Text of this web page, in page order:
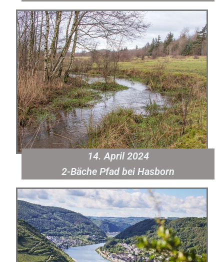
14. April 2024
2-Bäche Pfad bei Hasborn